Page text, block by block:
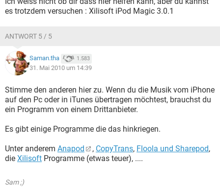
es trotzdem versuchen : Xilisoft iPod Magic 3.0.1
ANTWORT 5 / 5
Saman.tha 1.583
31. Mai 2010 um 14:39
Stimme den anderen hier zu. Wenn du die Musik vom iPhone
auf den Pc oder in iTunes übertragen möchtest, brauchst du
ein Programm von einem Drittanbieter.
Es gibt einige Programme die das hinkriegen.
Unter anderem Anapod , CopyTrans, Floola und Sharepod,
die Xilisoft Programme (etwas teuer), ....
Sam ;)